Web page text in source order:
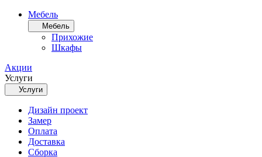
Мебель
Мебель
Прихожие
Шкафы
Акции
Услуги
Услуги
Дизайн проект
Замер
Оплата
Доставка
Сборка